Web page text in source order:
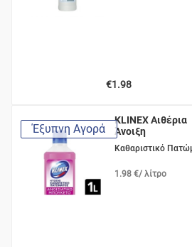
€1.98
Έξυπνη Αγορά
KLINEX Αιθέρια
Άνοιξη
Καθαριστικό
1.98 €/ λίτρο